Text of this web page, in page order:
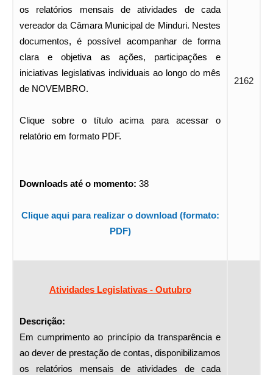
os relatórios mensais de atividades de cada
vereador da Câmara Municipal de Minduri. Nestes
documentos, é possível acompanhar de forma
clara e objetiva as ações, participações e
iniciativas legislativas individuais ao longo do mês
de NOVEMBRO.
Clique sobre o título acima para acessar o
relatório em formato PDF.
Downloads até o momento: 38
Clique aqui para realizar o download (formato:
PDF)
2162
Atividades Legislativas - Outubro
Descrição:
Em cumprimento ao princípio da transparência e
ao dever de prestação de contas, disponibilizamos
os relatórios mensais de atividades de cada